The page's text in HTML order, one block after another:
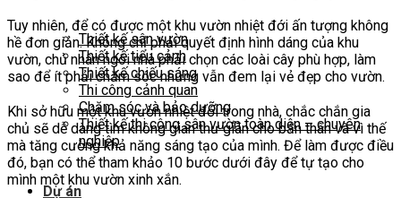
Thiết kế sân vườn
Thiết kế tiểu cảnh
Thiết kế chiếu sáng
Thi công cảnh quan
Chăm sóc và bảo dưỡng
Thiết kế thi công sân vườn toàn diện – chuyên
nghiệp
Dự án
Tuy nhiên, để có được một khu vườn nhiệt đới ấn tượng không
hề đơn giản. Không chỉ phải quyết định hình dáng của khu
vườn, chủ nhân ngôi nhà phải chọn các loài cây phù hợp, làm
sao để ít phải chăm sóc nhưng vẫn đem lại vẻ đẹp cho vườn.
Khi sở hữu một khu vườn nhiệt đới trong nhà, chắc chắn gia
chủ sẽ dễ dàng tìm không gian thư giãn cho bản thân và vì thế
mà tăng cường khả năng sáng tạo của mình. Để làm được điều
đó, bạn có thể tham khảo 10 bước dưới đây để tự tạo cho
mình một khu vườn xinh xắn.